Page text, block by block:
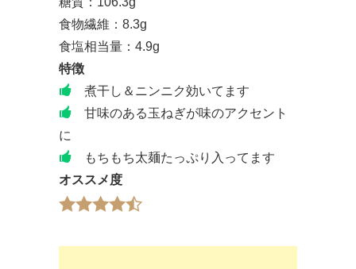
食物繊維：8.3g
食塩相当量：4.9g
特徴
煮干し＆ニンニク効いてます
甘味のある玉ねぎが味のアクセント
に
もちもち太麺たっぷり入ってます
オススメ度